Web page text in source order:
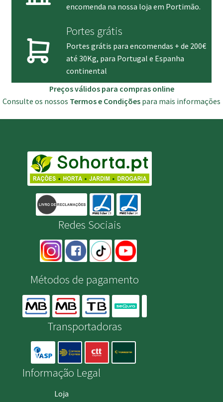
encomenda na nossa loja em Portimão.
Portes grátis
Portes grátis para encomendas + de 200€
até 30Kg, para Portugal e Espanha
continental
Preços válidos para compras online
Consulte os nossos Termos e Condições para mais informações
Redes Sociais
Métodos de pagamento
Transportadoras
Informação Legal
Loja